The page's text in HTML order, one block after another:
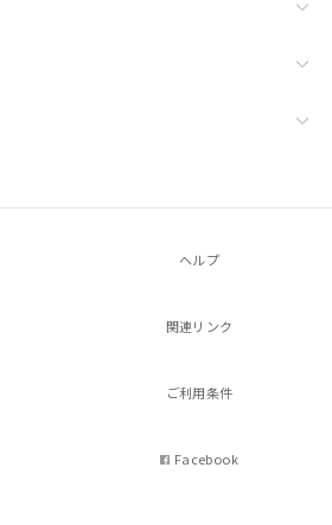
ヘルプ
関連リンク
ご利用条件
Facebook